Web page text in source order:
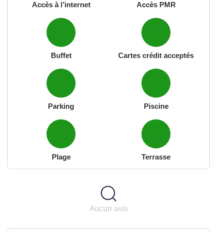
Accès à l’internet Accès PMR
Buffet Cartes crédit acceptés
Parking Piscine
Plage Terrasse
Aucun avis